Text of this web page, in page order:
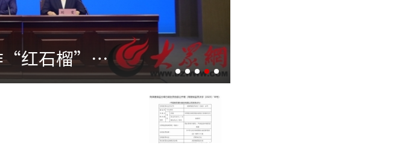
菏泽：持续擦亮城市民族工作“红石榴”品牌